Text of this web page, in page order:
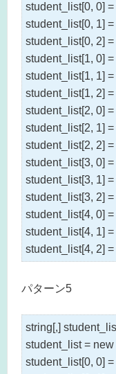
student_list[0, 0] =
student_list[0, 1] =
student_list[0, 2] =
student_list[1, 0] =
student_list[1, 1] =
student_list[1, 2] =
student_list[2, 0] =
student_list[2, 1] =
student_list[2, 2] =
student_list[3, 0] =
student_list[3, 1] =
student_list[3, 2] =
student_list[4, 0] =
student_list[4, 1] =
student_list[4, 2] =
パターン5
string[,]
student_list = new
student_list[0, 0] =